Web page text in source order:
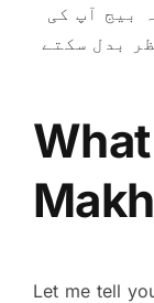
بیج آپ کی
بدل سکتے
Let me tell